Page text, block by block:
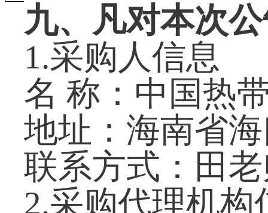
九、凡对本次
1.采购人信息
名 称：中国热
地址：海南省
联系方式：田老
2.采购代理机构